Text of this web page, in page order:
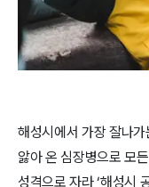
해성시에서 가장 잘나가
앓아 온 심장병으로 모
성격으로 자라 ‘해성시